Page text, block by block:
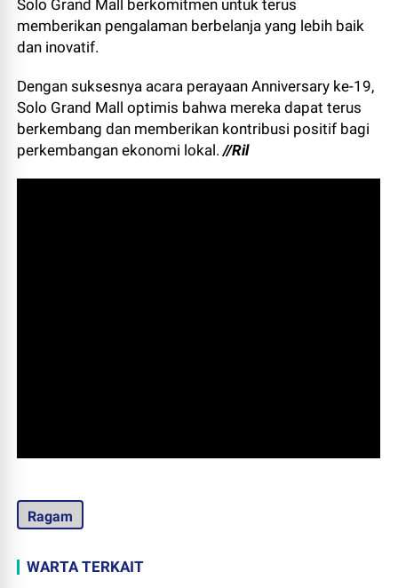
Solo Grand Mall berkomitmen untuk terus
memberikan pengalaman berbelanja yang lebih baik
dan inovatif.
Dengan suksesnya acara perayaan Anniversary ke-19,
Solo Grand Mall optimis bahwa mereka dapat terus
berkembang dan memberikan kontribusi positif bagi
perkembangan ekonomi lokal.//Ril
Ragam
WARTA TERKAIT